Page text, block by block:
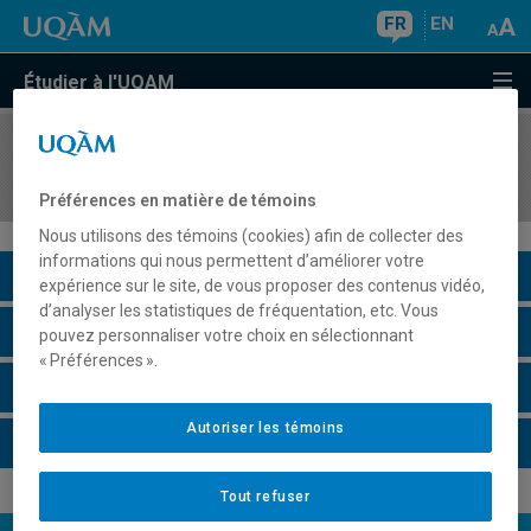
FR EN
Étudier à l'UQAM
COURS//
Description du cours
Horaire - Été 2026
Préférences en matière de témoins
Nous utilisons des témoins (cookies) afin de collecter des
informations qui nous permettent d’améliorer votre
expérience sur le site, de vous proposer des contenus vidéo,
d’analyser les statistiques de fréquentation, etc. Vous
pouvez personnaliser votre choix en sélectionnant
« Préférences ».
Tout refuser
Autoriser les témoins